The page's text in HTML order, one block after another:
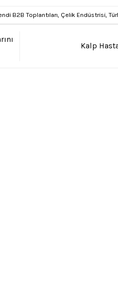
B2B Toplantıları Çelik Endüstrisi
Kalp